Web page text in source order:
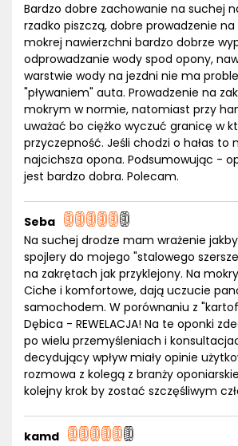
Bardzo dobre zachowanie na suchej
rzadko piszczą, dobre prowadzenie
mokrej nawierzchni bardzo dobrze
odprowadzanie wody spod opony,
warstwie wody na jezdni nie ma
"pływaniem" auta. Prowadzenie na
mokrym w normie, natomiast przy
uważać bo ciężko wyczuć granicę w
przyczepność. Jeśli chodzi o hałas to
najcichsza opona. Podsumowując -
jest bardzo dobra. Polecam.
Seba
Na suchej drodze mam wrażenie
spojlery do mojego "stalowego
na zakrętach jak przyklejony. Na
Ciche i komfortowe, dają uczucie
samochodem. W porównaniu z
Dębica - REWELACJA! Na te oponki
po wielu przemyśleniach i
decydujący wpływ miały opinie
rozmowa z kolegą z branży
kolejny krok by zostać szczęśliwym
kamd